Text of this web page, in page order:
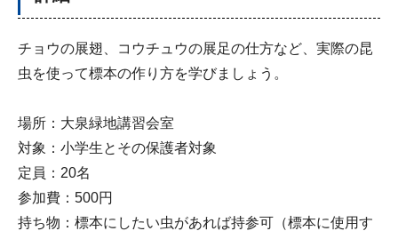
チョウの展翅、コウチュウの展足の仕方など、実際の昆
虫を使って標本の作り方を学びましょう。
場所：大泉緑地講習会室
対象：小学生とその保護者対象
定員：20名
参加費：500円
持ち物：標本にしたい虫があれば持参可（標本に使用す